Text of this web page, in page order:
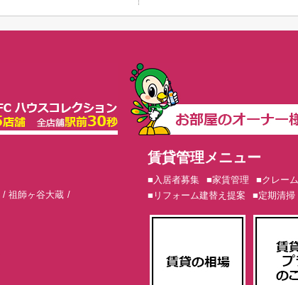
祖師ヶ谷大蔵
賃貸管理メニュー
■入居者募集 ■家賃管理 ■クレー
■リフォーム建替え提案
■定期清掃